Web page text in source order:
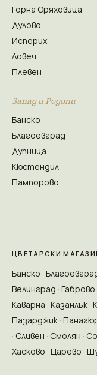
Горна Оряховица
Дулово
Исперих
Ловеч
Плевен
Запад и Родопи
Банско
Благоевград
Дупница
Кюстендил
Пампорово
ЦВЕТАРСКИ
Банско
Велинград Габрово
Каварна Казанлък
Пазарджик
Сливен Смолян
Хасково Царево